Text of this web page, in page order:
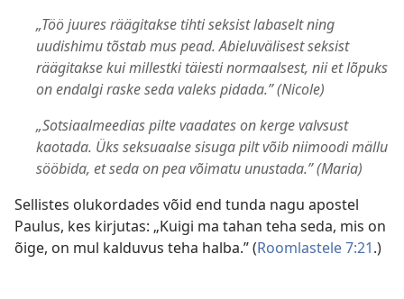
„Töö juures räägitakse tihti seksist labaselt ning
uudishimu tõstab mus pead. Abieluvälisest seksist
räägitakse kui millestki täiesti normaalsest, nii et lõpuks
on endalgi raske seda valeks pidada.” (Nicole)
„Sotsiaalmeedias pilte vaadates on kerge valvsust
kaotada. Üks seksuaalse sisuga pilt võib niimoodi mällu
sööbida, et seda on pea võimatu unustada.” (Maria)
Sellistes olukordades võid end tunda nagu apostel
Paulus, kes kirjutas: „Kuigi ma tahan teha seda, mis on
õige, on mul kalduvus teha halba.” (Roomlastele 7:21.)